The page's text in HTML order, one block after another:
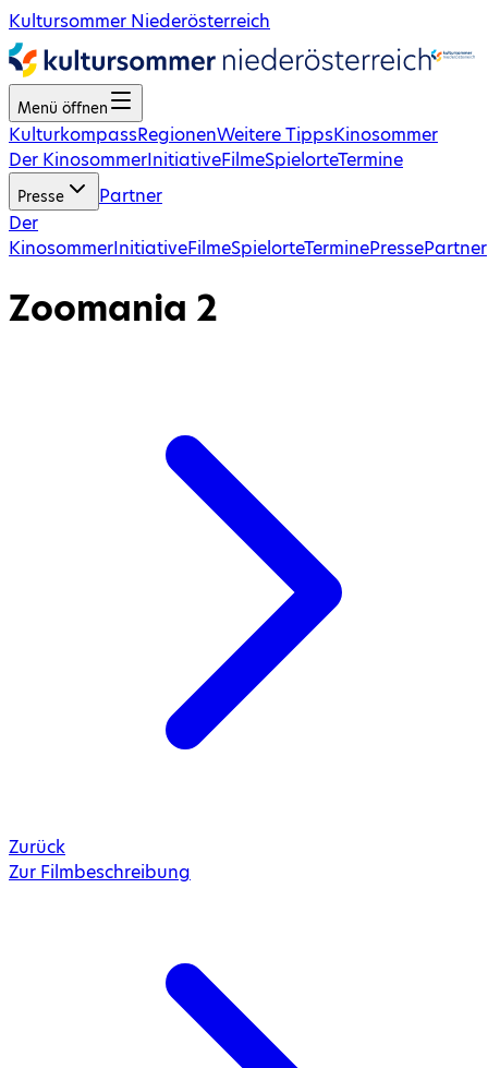
Kultursommer Niederösterreich
Menü öffnen
KulturkompassRegionenWeitere TippsKinosommer
Der KinosommerInitiativeFilmeSpielorteTermine
Presse
Partner
Der
KinosommerInitiativeFilmeSpielorteTerminePressePartner
Zoomania 2
Zurück
Zur Filmbeschreibung